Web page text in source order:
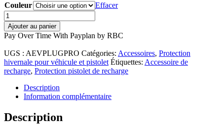
Couleur
Effacer
quantité
de
Étui
de
protection
EVPLUG
Ajouter au panier
Pay Over Time With Payplan by RBC
UGS : AEVPLUGPRO Catégories: Accessoires, Protection
hivernale pour véhicule et pistolet Étiquettes: Accessoire de
recharge, Protection pistolet de recharge
Description
Information complémentaire
Description